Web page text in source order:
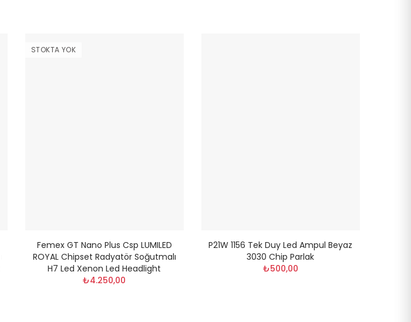
STOKTA YOK
Femex GT Nano Plus Csp LUMILED
ROYAL Chipset Radyatör Soğutmalı
H7 Led Xenon Led Headlight
₺4.250,00
P21W 1156 Tek Duy Led Ampul Beyaz
3030 Chip Parlak
₺500,00